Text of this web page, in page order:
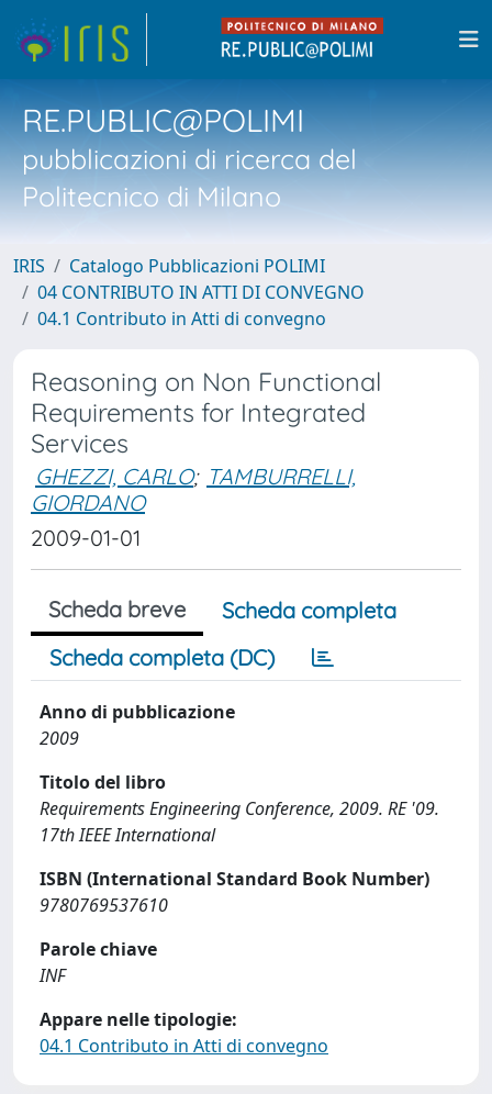
RE.PUBLIC@POLIMI
pubblicazioni di ricerca del
Politecnico di Milano
IRIS
Catalogo Pubblicazioni POLIMI
04 CONTRIBUTO IN ATTI DI CONVEGNO
04.1 Contributo in Atti di convegno
Reasoning on Non Functional
Requirements for Integrated
Services
GHEZZI, CARLO; TAMBURRELLI,
GIORDANO
2009-01-01
Scheda breve
Scheda completa
Scheda completa (DC)
Anno di pubblicazione
2009
Titolo del libro
Requirements Engineering Conference, 2009. RE '09.
17th IEEE International
ISBN (International Standard Book Number)
9780769537610
Parole chiave
INF
Appare nelle tipologie:
04.1 Contributo in Atti di convegno